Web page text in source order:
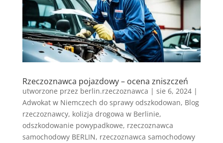
Rzeczoznawca pojazdowy – ocena zniszczeń
utworzone przez berlin.rzeczoznawca | sie 6, 2024|
Adwokat w Niemczech do sprawy odszkodowan, Blog
rzeczoznawcy, kolizja drogowa w Berlinie,
odszkodowanie powypadkowe, rzeczoznawca
samochodowy BERLIN, rzeczoznawca samochodowy